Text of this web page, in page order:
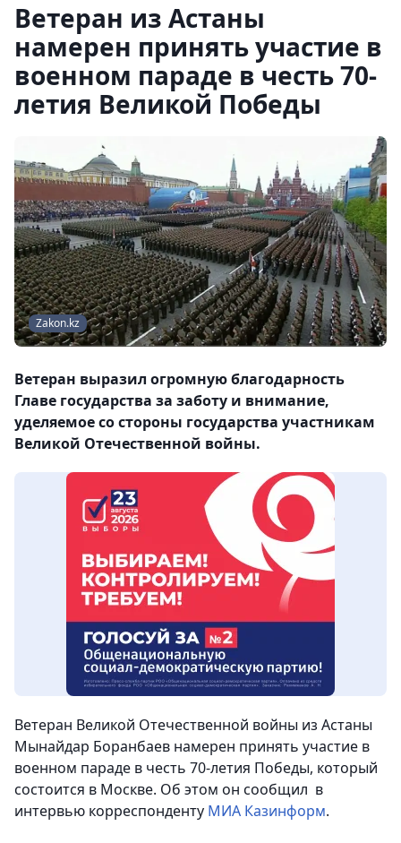
Ветеран из Астаны
намерен принять участие в
военном параде в честь 70-
летия Великой Победы
Zakon.kz
Ветеран выразил огромную благодарность
Главе государства за заботу и внимание,
уделяемое со стороны государства участникам
Великой Отечественной войны.
Ветеран Великой Отечественной войны из Астаны
Мынайдар Боранбаев намерен принять участие в
военном параде в честь 70-летия Победы, который
состоится в Москве. Об этом он сообщил в
интервью корреспонденту МИА Казинформ.